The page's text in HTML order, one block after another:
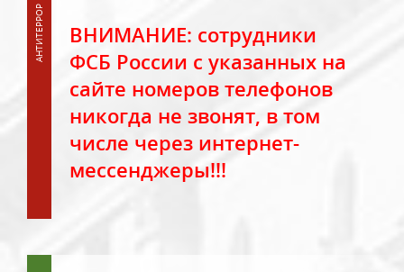
ВНИМАНИЕ: сотрудники
ФСБ России с указанных на
сайте номеров телефонов
никогда не звонят, в том
числе через интернет-
мессенджеры!!!